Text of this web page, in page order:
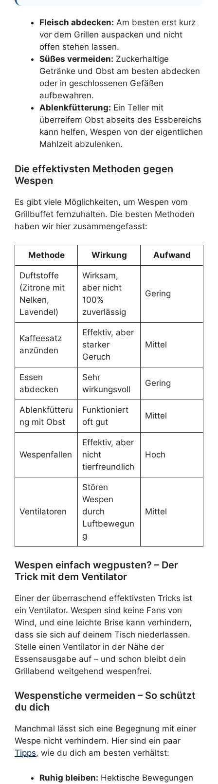
Fleisch abdecken: Am besten erst kurz
vor dem Grillen auspacken und nicht
offen stehen lassen.
Süßes vermeiden: Zuckerhaltige
Getränke und Obst am besten abdecken
oder in geschlossenen Gefäßen
aufbewahren.
Ablenkfütterung: Ein Teller mit
überreifem Obst abseits des Essbereichs
kann helfen, Wespen von der eigentlichen
Mahlzeit abzulenken.
Die effektivsten Methoden gegen
Wespen
Es gibt viele Möglichkeiten, um Wespen vom
Grillbuffet fernzuhalten. Die besten Methoden
haben wir hier zusammengefasst:
Methode Wirkung Aufwand
Duftstoffe
(Zitrone mit
Nelken,
Lavendel)
Wirksam,
aber nicht
100%
zuverlässig
Gering
Kaffeesatz
anzünden
Effektiv, aber
starker
Geruch
Mittel
Essen
abdecken
Sehr
wirkungsvoll
Gering
Ablenkfütteru
ng mit Obst
Funktioniert
oft gut
Mittel
Wespenfallen
Effektiv, aber
nicht
tierfreundlich
Hoch
Ventilatoren
Stören
Wespen
durch
Luftbewegun
g
Mittel
Wespen einfach wegpusten? – Der
Trick mit dem Ventilator
Einer der überraschend effektivsten Tricks ist
ein Ventilator. Wespen sind keine Fans von
Wind, und eine leichte Brise kann verhindern,
dass sie sich auf deinem Tisch niederlassen.
Stelle einen Ventilator in der Nähe der
Essensausgabe auf – und schon bleibt dein
Grillabend weitgehend wespenfrei.
Wespenstiche vermeiden – So schützt
du dich
Manchmal lässt sich eine Begegnung mit einer
Wespe nicht verhindern. Hier sind ein paar
Tipps, wie du dich am besten verhältst:
Ruhig bleiben: Hektische Bewegungen